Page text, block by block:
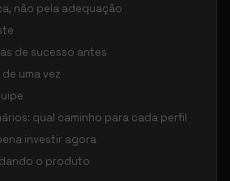
não pela adequação
de sucesso antes
uma vez
qual caminho para cada perfil
investir agora
o produto